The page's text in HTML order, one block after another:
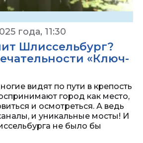
года, 11:30
Шлиссельбург?
«Ключ-
видят по пути в крепость
город как место,
и осмотреться. А ведь
и уникальные мосты! И
не было бы